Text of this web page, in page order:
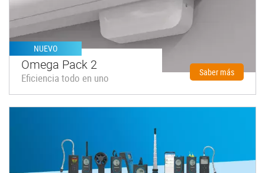
NUEVO
Omega Pack 2
Eficiencia todo en uno Saber más